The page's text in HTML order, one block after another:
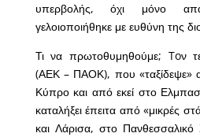
υπερβολής, όχι μόνο
γελοιοποιήθηκε με ευθύνη της
Τι να πρωτοθυμηθούμε; Toν
(ΑΕΚ – ΠΑΟΚ), που «ταξίδεψε»
Κύπρο και από εκεί στο
καταλήξει έπειτα από «μικρές
και Λάρισα, στο Πανθεσσαλικό